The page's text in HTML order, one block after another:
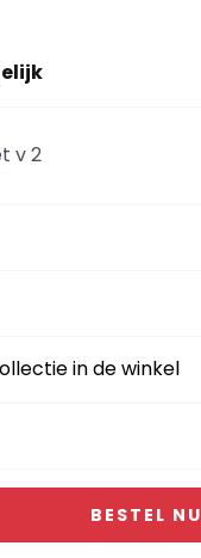
v 2
R Bellini
in de winkel
BESTEL NU